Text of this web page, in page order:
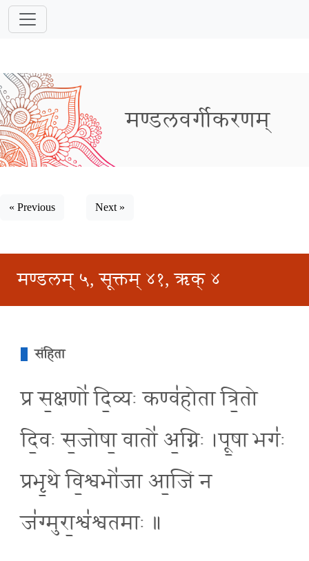
मण्डलवर्गीकरणम्
« Previous Next »
मण्डलम् ५, सूक्तम् ४१, ऋक् ४
संहिता
प्र स॒क्षणो॑ दि॒व्यः कण्व॑होता त्रि॒तो
दि॒वः स॒जोषा॒ वातो॑ अ॒ग्निः ।पू॒षा भगः॑
प्रभृ॒थे वि॒श्वभो॑जा आ॒जिं न
ज॑ग्मुरा॒श्व॑श्वतमाः ॥